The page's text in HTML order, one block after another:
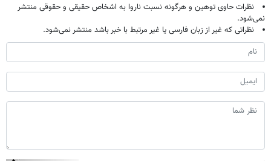
نظرات حاوی توهین و هرگونه نسبت ناروا به اشخاص حقیقی و حقوقی منتشر
نمی‌شود.
نظراتی که غیر از زبان فارسی یا غیر مرتبط با خبر باشد منتشر نمی‌شود.